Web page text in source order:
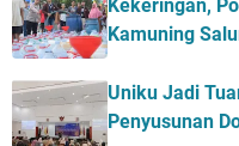
Kekeringan,
Kamuning
Uniku Jadi
Penyusunan